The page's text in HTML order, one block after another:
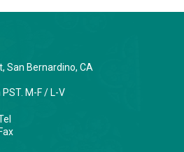
San Bernardino, CA
M-F / L-V